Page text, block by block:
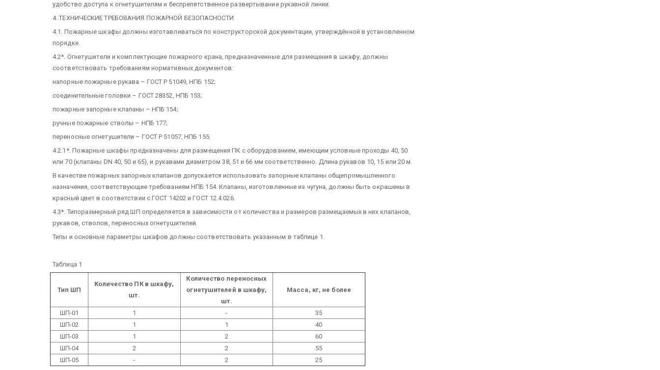
удобство доступа к огнетушителям и беспрепятственное развертывание рукавной линии.
4. ТЕХНИЧЕСКИЕ ТРЕБОВАНИЯ ПОЖАРНОЙ БЕЗОПАСНОСТИ
4.1. Пожарные шкафы должны изготавливаться по конструкторской документации, утверждённой в установленном
порядке.
4.2*. Огнетушители и комплектующие пожарного крана, предназначенные для размещения в шкафу, должны
соответствовать требованиям нормативных документов:
напорные пожарные рукава – ГОСТ Р 51049, НПБ 152;
соединительные головки – ГОСТ 28352, НПБ 153;
пожарные запорные клапаны – НПБ 154;
ручные пожарные стволы – НПБ 177;
переносные огнетушители – ГОСТ Р 51057, НПБ 155.
4.2.1*. Пожарные шкафы предназначены для размещения ПК с оборудованием, имеющим условные проходы 40, 50
или 70 (клапаны DN 40, 50 и 65), и рукавами диаметром 38, 51 и 66 мм соответственно. Длина рукавов 10, 15 или 20 м.
В качестве пожарных запорных клапанов допускается использовать запорные клапаны общепромышленного
назначения, соответствующие требованиям НПБ 154. Клапаны, изготовленные из чугуна, должны быть окрашены в
красный цвет в соответствии с ГОСТ 14202 и ГОСТ 12.4.026.
4.3*. Типоразмерный ряд ШП определяется в зависимости от количества и размеров размещаемых в них клапанов,
рукавов, стволов, переносных огнетушителей.
Типы и основные параметры шкафов должны соответствовать указанным в таблице 1.
Таблица 1
Тип ШП
Количество ПК в шкафу,
шт.
Количество переносных
огнетушителей в шкафу,
шт.
Масса, кг, не более
ШП-01 1 -
35
ШП-02
1 1
40
ШП-03
1 2
60
ШП-04
2 2
55
ШП-05
- 2 25